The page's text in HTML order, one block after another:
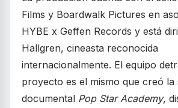
Films y Boardwalk Pictures en
HYBE x Geffen Records y está
Hallgren, cineasta reconocida
internacionalmente. El equipo
proyecto es el mismo que creó la
documental Pop Star Academy,